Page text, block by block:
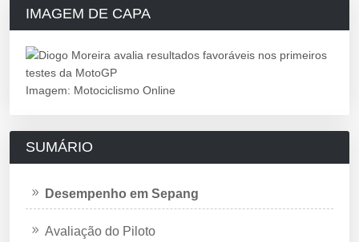
IMAGEM DE CAPA
Imagem: Motociclismo Online
SUMÁRIO
Desempenho em Sepang
Avaliação do Piloto